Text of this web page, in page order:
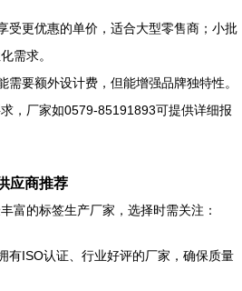
受更优惠的单价，适合大型零售商；小批
需求。
需要额外设计费，但能增强品牌独特性。
，厂家如0579-85191893可提供详细报
应商推荐
富的标签生产厂家，选择时需关注：
有ISO认证、行业好评的厂家，确保质量